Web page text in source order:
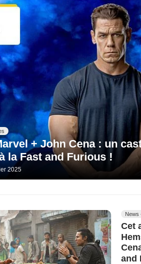
+ John Cena : un
la Fast and Furious !
2025
News
Cet
and